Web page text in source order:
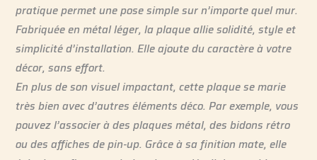
pratique permet une pose simple sur n’importe quel mur.
Fabriquée en métal léger, la plaque allie solidité, style et
simplicité d’installation. Elle ajoute du caractère à votre
décor, sans effort.
En plus de son visuel impactant, cette plaque se marie
très bien avec d’autres éléments déco. Par exemple, vous
pouvez l’associer à des plaques métal, des bidons rétro
ou des affiches de pin-up. Grâce à sa finition mate, elle